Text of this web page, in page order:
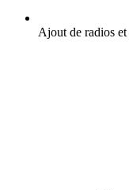
Ajout de radios